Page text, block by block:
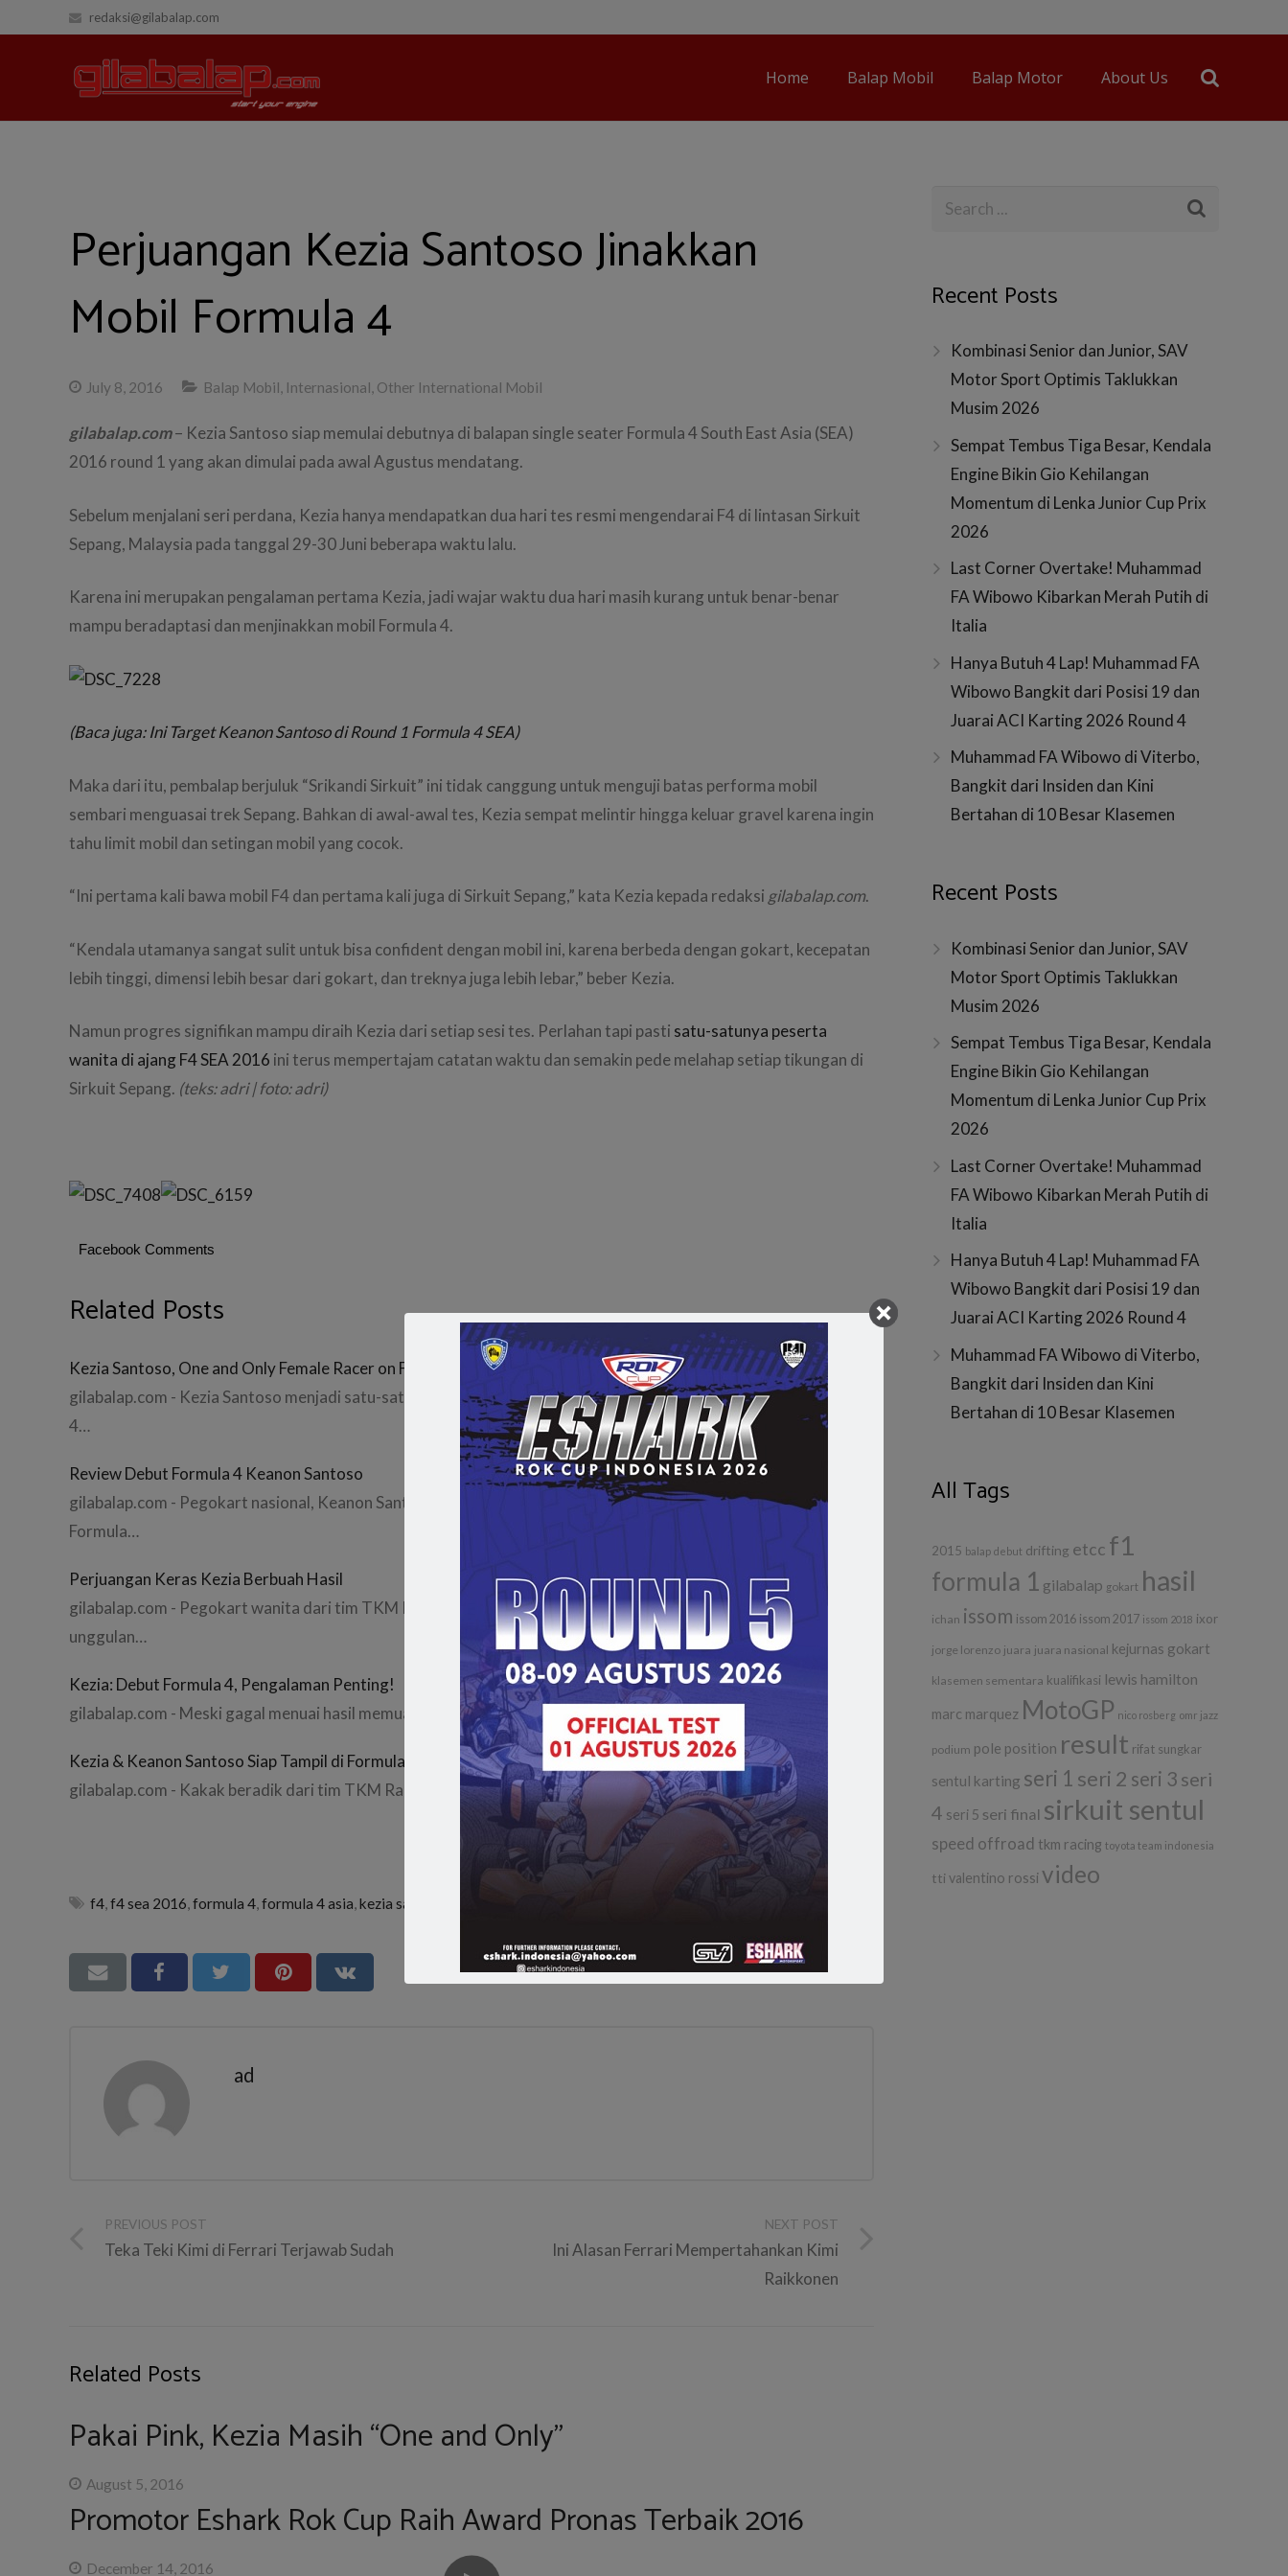
redaksi@gilabalap.com
Home Balap Mobil Balap Motor About Us
Perjuangan Kezia Santoso Jinakkan
Mobil Formula 4
July 8, 2016 Balap Mobil Internasional Other International Mobil
gilabalap.com– Kezia Santoso siap memulai debutnya di balapan single seater Formula 4 South East Asia (SEA)
2016 round 1 yang akan dimulai pada awal Agustus mendatang.
Sebelum menjalani seri perdana, Kezia hanya mendapatkan dua hari tes resmi mengendarai F4 di lintasan Sirkuit
Sepang, Malaysia pada tanggal 29-30 Juni beberapa waktu lalu.
Karena ini merupakan pengalaman pertama Kezia, jadi wajar waktu dua hari masih kurang untuk benar-benar
mampu beradaptasi dan menjinakkan mobil Formula 4.
(Baca juga: Ini Target Keanon Santoso di Round 1 Formula 4 SEA)
Maka dari itu, pembalap berjuluk “Srikandi Sirkuit” ini tidak canggung untuk menguji batas performa mobil
sembari menguasai trek Sepang. Bahkan di awal-awal tes, Kezia sempat melintir hingga keluar gravel karena ingin
tahu limit mobil dan setingan mobil yang cocok.
“Ini pertama kali bawa mobil F4 dan pertama kali juga di Sirkuit Sepang,” kata Kezia kepada redaksi gilabalap.com.
“Kendala utamanya sangat sulit untuk bisa confident dengan mobil ini, karena berbeda dengan gokart, kecepatan
lebih tinggi, dimensi lebih besar dari gokart, dan treknya juga lebih lebar,” beber Kezia.
Namun progres signifikan mampu diraih Kezia dari setiap sesi tes. Perlahan tapi pasti satu-satunya peserta
wanita di ajang F4 SEA 2016 ini terus mempertajam catatan waktu dan semakin pede melahap setiap tikungan di
Sirkuit Sepang. (teks: adri | foto: adri)
Facebook Comments
Related Posts
Kezia Santoso, One and Only Female Racer on Formula 4
gilabalap.com - Kezia Santoso menjadi satu-satunya peserta wanita yang ikut berkompetisi di ajang FIA Formula
4…
Review Debut Formula 4 Keanon Santoso
gilabalap.com - Pegokart nasional, Keanon Santoso akhirnya menjalani debut di ajang balap single seater FIA
Formula…
Perjuangan Keras Kezia Berbuah Hasil
gilabalap.com - Pegokart wanita dari tim TKM Racing kembali membuktikan diri kalau dirinya layak menjadi
unggulan…
Kezia: Debut Formula 4, Pengalaman Penting!
gilabalap.com - Meski gagal menuai hasil memuaskan di balapan debutnya pada ajang Formula 4 South East…
Kezia & Keanon Santoso Siap Tampil di Formula 4 SEA 2016
gilabalap.com - Kakak beradik dari tim TKM Racing, Kezia Santoso dan Keanon Santoso tahun ini…
f4,f4 sea 2016,formula 4,formula 4 asia,kezia santoso
ad
PREVIOUS POST
Teka Teki Kimi di Ferrari Terjawab Sudah
NEXT POST
Ini Alasan Ferrari Mempertahankan Kimi
Raikkonen
Related Posts
Pakai Pink, Kezia Masih “One and Only”
August 5, 2016
Promotor Eshark Rok Cup Raih Award Pronas Terbaik 2016
December 14, 2016
Recent Posts
Kombinasi Senior dan Junior, SAV
Motor Sport Optimis Taklukkan
Musim 2026
Sempat Tembus Tiga Besar, Kendala
Engine Bikin Gio Kehilangan
Momentum di Lenka Junior Cup Prix
2026
Last Corner Overtake! Muhammad
FA Wibowo Kibarkan Merah Putih di
Italia
Hanya Butuh 4 Lap! Muhammad FA
Wibowo Bangkit dari Posisi 19 dan
Juarai ACI Karting 2026 Round 4
Muhammad FA Wibowo di Viterbo,
Bangkit dari Insiden dan Kini
Bertahan di 10 Besar Klasemen
Recent Posts
Kombinasi Senior dan Junior, SAV
Motor Sport Optimis Taklukkan
Musim 2026
Sempat Tembus Tiga Besar, Kendala
Engine Bikin Gio Kehilangan
Momentum di Lenka Junior Cup Prix
2026
Last Corner Overtake! Muhammad
FA Wibowo Kibarkan Merah Putih di
Italia
Hanya Butuh 4 Lap! Muhammad FA
Wibowo Bangkit dari Posisi 19 dan
Juarai ACI Karting 2026 Round 4
Muhammad FA Wibowo di Viterbo,
Bangkit dari Insiden dan Kini
Bertahan di 10 Besar Klasemen
All Tags
2015 balap debut drifting etcc f1
formula 1 gilabalap gokart hasil
ichan issom issom 2016 issom 2017 issom 2018 ixor
jorge lorenzo juara juara nasional kejurnas gokart
klasemen sementara kualifikasi lewis hamilton
marc marquez MotoGP nico rosberg omr jazz
podium pole position result rifat sungkar
sentul karting seri 1 seri 2 seri 3 seri
4 seri 5 seri final sirkuit sentul
speed offroad tkm racing toyota team indonesia
tti valentino rossi video